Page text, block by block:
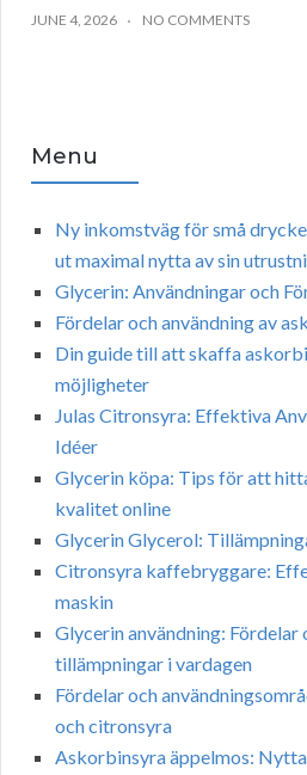
JUNE 4, 2026 NO COMMENTS
Menu
Ny inkomstväg för små
ut maximal nytta av sin
Glycerin: Användningar och
Fördelar och användning av
Din guide till att skaffa
möjligheter
Julas Citronsyra: Effektiva
Idéer
Glycerin köpa: Tips för att
kvalitet online
Glycerin Glycerol:
Citronsyra kaffebryggare:
maskin
Glycerin användning:
tillämpningar i vardagen
Fördelar och
och citronsyra
Askorbinsyra äppelmos: